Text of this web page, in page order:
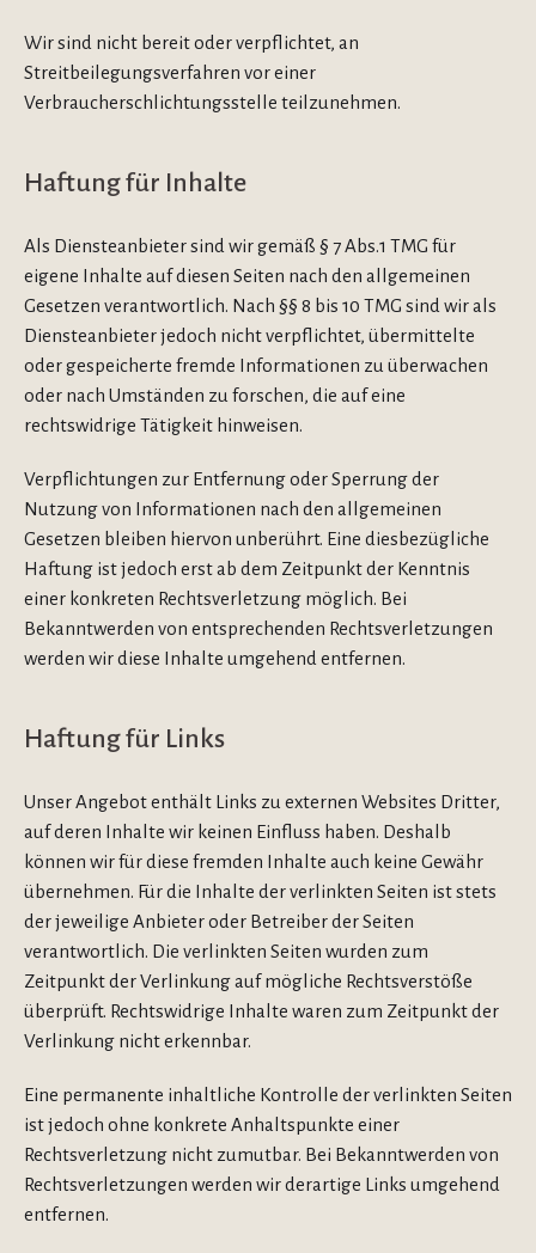
Wir sind nicht bereit oder verpflichtet, an
Streitbeilegungsverfahren vor einer
Verbraucherschlichtungsstelle teilzunehmen.
Haftung für Inhalte
Als Diensteanbieter sind wir gemäß § 7 Abs.1 TMG für
eigene Inhalte auf diesen Seiten nach den allgemeinen
Gesetzen verantwortlich. Nach §§ 8 bis 10 TMG sind wir als
Diensteanbieter jedoch nicht verpflichtet, übermittelte
oder gespeicherte fremde Informationen zu überwachen
oder nach Umständen zu forschen, die auf eine
rechtswidrige Tätigkeit hinweisen.
Verpflichtungen zur Entfernung oder Sperrung der
Nutzung von Informationen nach den allgemeinen
Gesetzen bleiben hiervon unberührt. Eine diesbezügliche
Haftung ist jedoch erst ab dem Zeitpunkt der Kenntnis
einer konkreten Rechtsverletzung möglich. Bei
Bekanntwerden von entsprechenden Rechtsverletzungen
werden wir diese Inhalte umgehend entfernen.
Haftung für Links
Unser Angebot enthält Links zu externen Websites Dritter,
auf deren Inhalte wir keinen Einfluss haben. Deshalb
können wir für diese fremden Inhalte auch keine Gewähr
übernehmen. Für die Inhalte der verlinkten Seiten ist stets
der jeweilige Anbieter oder Betreiber der Seiten
verantwortlich. Die verlinkten Seiten wurden zum
Zeitpunkt der Verlinkung auf mögliche Rechtsverstöße
überprüft. Rechtswidrige Inhalte waren zum Zeitpunkt der
Verlinkung nicht erkennbar.
Eine permanente inhaltliche Kontrolle der verlinkten Seiten
ist jedoch ohne konkrete Anhaltspunkte einer
Rechtsverletzung nicht zumutbar. Bei Bekanntwerden von
Rechtsverletzungen werden wir derartige Links umgehend
entfernen.